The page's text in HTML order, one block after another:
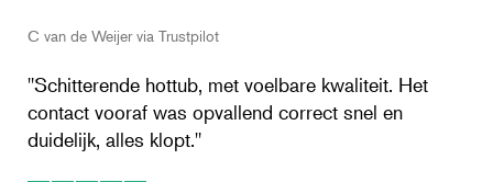
C van de Weijer via Trustpilot
"Schitterende hottub, met voelbare kwaliteit. Het
contact vooraf was opvallend correct snel en
duidelijk, alles klopt."